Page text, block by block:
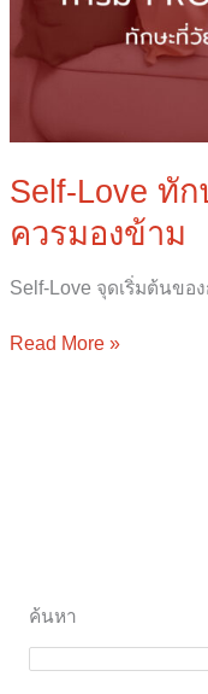
Self-Love ทั
ควรมองข้าม
Self-Love จุดเริ่มต้นขอ
Read More »
ค้นหา